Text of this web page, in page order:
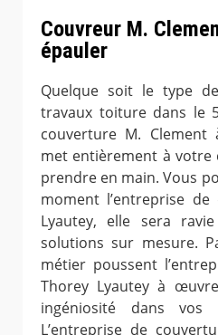
Couvreur M.
épauler
Quelque soit le type
travaux toiture dans le
couverture M. Clement
met entièrement à
prendre en main. Vous
moment l’entreprise
Lyautey, elle sera
solutions sur mesure.
métier poussent
Thorey Lyautey à
ingéniosité dans
L’entreprise de